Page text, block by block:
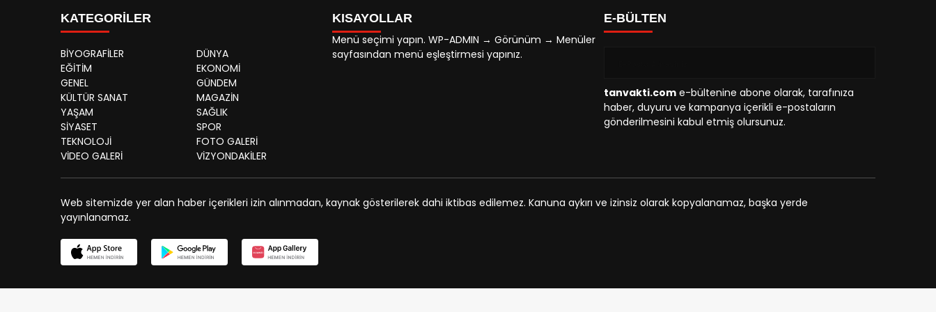
KATEGORİLER
BİYOGRAFİLER
DÜNYA
EĞİTİM
EKONOMİ
GENEL
GÜNDEM
KÜLTÜR SANAT
MAGAZİN
YAŞAM
SAĞLIK
SİYASET
SPOR
TEKNOLOJİ
FOTO GALERİ
VİDEO GALERİ
VİZYONDAKİLER
KISAYOLLAR
Menü seçimi yapın. WP-ADMIN → Görünüm → Menüler
sayfasından menü eşleştirmesi yapınız.
E-BÜLTEN
tanvakti.com e-bültenine abone olarak, tarafınıza
haber, duyuru ve kampanya içerikli e-postaların
gönderilmesini kabul etmiş olursunuz.
Web sitemizde yer alan haber içerikleri izin alınmadan, kaynak gösterilerek dahi iktibas edilemez. Kanuna aykırı ve izinsiz olarak kopyalanamaz, başka yerde
yayınlanamaz.